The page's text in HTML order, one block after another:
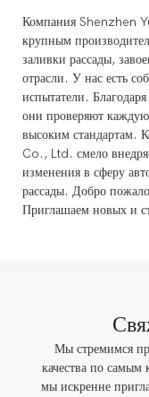
Компания Shenzhen
крупным
заливки рассады,
отрасли. У нас есть
испытатели.
они проверяют
высоким
Co., Ltd. смело
изменения в сферу
рассады. Добро
Приглашаем новых и
Мы стремимся
качества по
мы искренне